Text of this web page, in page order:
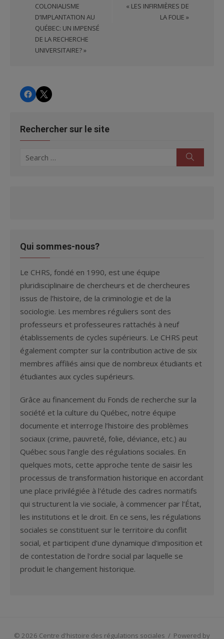
COLONIALISME
D’IMPLANTATION AU
QUÉBEC: UN IMPENSÉ
DE LA RECHERCHE
UNIVERSITAIRE? »
« LES INFIRMIÈRES DE
LA FOLIE »
CHRSCHRS
Rechercher sur le site
Search
Qui sommes-nous?
Le CHRS, fondé en 1990, est une équipe
pluridisciplinaire de chercheurs et de chercheures
issus de l’histoire, de la criminologie et de la
sociologie. Les membres réguliers sont des
professeurs et professeures rattachés à neuf
établissements de cycles supérieurs. Le CHRS peut
également compter sur la contribution active de six
membres affiliés ainsi que de nombreux étudiants et
étudiantes aux cycles supérieurs.
Grâce au financement du Fonds de recherche sur la
société et la culture du Québec, notre équipe
documente et interroge l’histoire des problèmes
sociaux (crime, pauvreté, folie, déviance, etc.) au
Québec sous l’angle des régulations sociales. En
quelques mots, cette approche tente de saisir les
processus de transformation historique en accordant
une place privilégiée à l'étude des cadres normatifs
qui structurent la vie sociale, à commencer par l’État,
les institutions et le droit. En ce sens, les régulations
sociales se constituent sur le territoire du conflit
social, et participent d’une dynamique d'imposition et
de contestation de l'ordre social par laquelle se
produit le changement historique.
© 2026 Centre d'histoire des régulations sociales / Powered by